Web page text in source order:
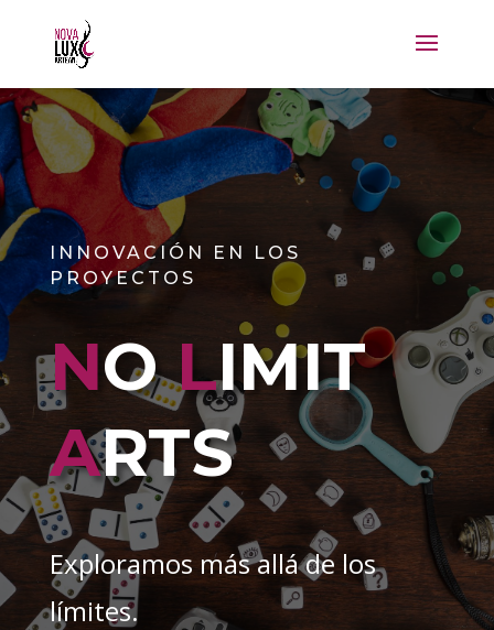
INNOVACIÓN EN LOS
PROYECTOS
NOLIMIT
ARTS
Exploramos más allá de los
límites.